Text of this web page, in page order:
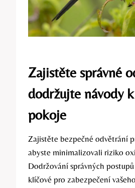
Zajistěte správné
dodržujte návody
pokoje
Zajistěte bezpečné odvětrání
abyste minimalizovali riziko
Dodržování správných
klíčové pro zabezpečení